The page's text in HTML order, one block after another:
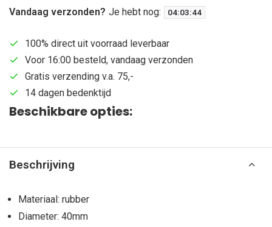
Vandaag verzonden? Je hebt nog: 04:03:43
100% direct uit voorraad leverbaar
Voor 16:00 besteld, vandaag verzonden
Gratis verzending v.a. 75,-
14 dagen bedenktijd
Beschikbare opties:
Beschrijving
Materiaal: rubber
Diameter: 40mm